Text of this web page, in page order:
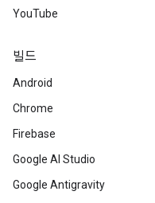
YouTube
빌드
Android
Chrome
Firebase
Google AI Studio
Google Antigravity